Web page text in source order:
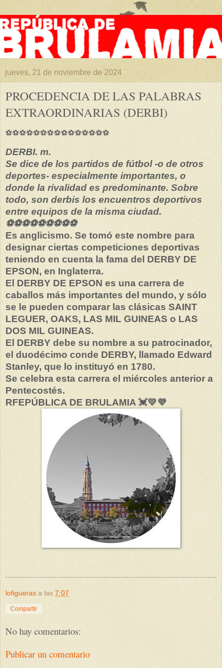
jueves, 21 de noviembre de 2024
PROCEDENCIA DE LAS PALABRAS
EXTRAORDINARIAS (DERBI)
⚽⚽⚽⚽⚽⚽⚽⚽⚽⚽⚽⚽⚽⚽⚽
DERBI. m.
Se dice de los partidos de fútbol -o de otros
deportes- especialmente importantes, o
donde la rivalidad es predominante. Sobre
todo, son derbis los encuentros deportivos
entre equipos de la misma ciudad.
⚽⚽⚽⚽⚽⚽⚽⚽⚽
Es anglicismo. Se tomó este nombre para
designar ciertas competiciones deportivas
teniendo en cuenta la fama del DERBY DE
EPSON, en Inglaterra.
El DERBY DE EPSON es una carrera de
caballos más importantes del mundo, y sólo
se le pueden comparar las clásicas SAINT
LEGUER, OAKS, LAS MIL GUINEAS o LAS
DOS MIL GUINEAS.
El DERBY debe su nombre a su patrocinador,
el duodécimo conde DERBY, llamado Edward
Stanley, que lo instituyó en 1780.
Se celebra esta carrera el miércoles anterior a
Pentecostés.
RFEPÚBLICA DE BRULAMIA 💓💛💜
lofigueras a las 7:07
Compartir
No hay comentarios:
Publicar un comentario